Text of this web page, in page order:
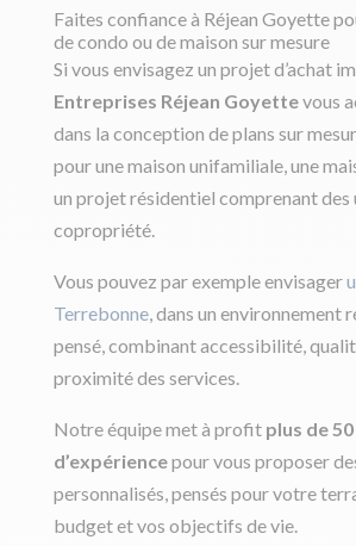
Faites confiance à Réjean Goyette
de condo ou de maison sur mesure
Si vous envisagez un projet d’achat
Entreprises Réjean Goyettevous
dans la conception de plans sur
pour une maison unifamiliale, une
un projet résidentiel comprenant des
copropriété.
Vous pouvez par exemple envisager
Terrebonne, dans un environnement
pensé, combinant accessibilité,
proximité des services.
Notre équipe met à profit plus de
d’expériencepour vous proposer
personnalisés, pensés pour votre
budget et vos objectifs de vie.